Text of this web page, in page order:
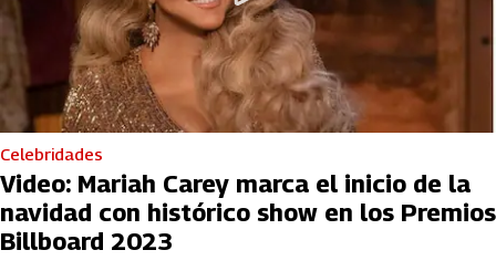
Celebridades
Video: Mariah Carey marca el inicio de la
navidad con histórico show en los Premios
Billboard 2023